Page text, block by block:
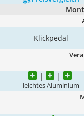
Klickpedal
leichtes Aluminium